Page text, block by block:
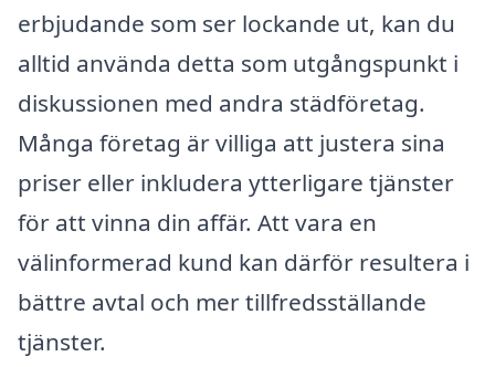
erbjudande som ser lockande ut, kan du
alltid använda detta som utgångspunkt i
diskussionen med andra städföretag.
Många företag är villiga att justera sina
priser eller inkludera ytterligare tjänster
för att vinna din affär. Att vara en
välinformerad kund kan därför resultera i
bättre avtal och mer tillfredsställande
tjänster.